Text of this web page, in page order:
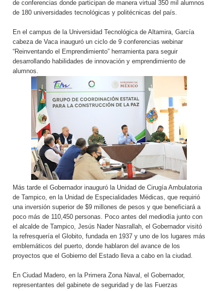
de conferencias donde participan de manera virtual 350 mil alumnos
de 180 universidades tecnológicas y politécnicas del país.
En el campus de la Universidad Tecnológica de Altamira, García
cabeza de Vaca inauguró un ciclo de 9 conferencias webinar
“Reinventando el Emprendimiento” herramienta para seguir
desarrollando habilidades de innovación y emprendimiento de
alumnos.
Más tarde el Gobernador inauguró la Unidad de Cirugía Ambulatoria
de Tampico, en la Unidad de Especialidades Médicas, que requirió
una inversión superior de $9 millones de pesos y que beneficiará a
poco más de 110,450 personas. Poco antes del mediodía junto con
el alcalde de Tampico, Jesús Nader Nasrallah, el Gobernador visitó
la refresquería el Globito, fundada en 1937 y uno de los lugares más
emblemáticos del puerto, donde hablaron del avance de los
proyectos que el Gobierno del Estado lleva a cabo en la ciudad.
En Ciudad Madero, en la Primera Zona Naval, el Gobernador,
representantes del gabinete de seguridad y de las Fuerzas